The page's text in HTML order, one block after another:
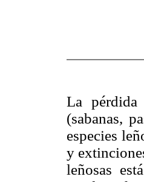
La pérdida
(sabanas,
especies
y
leñosas